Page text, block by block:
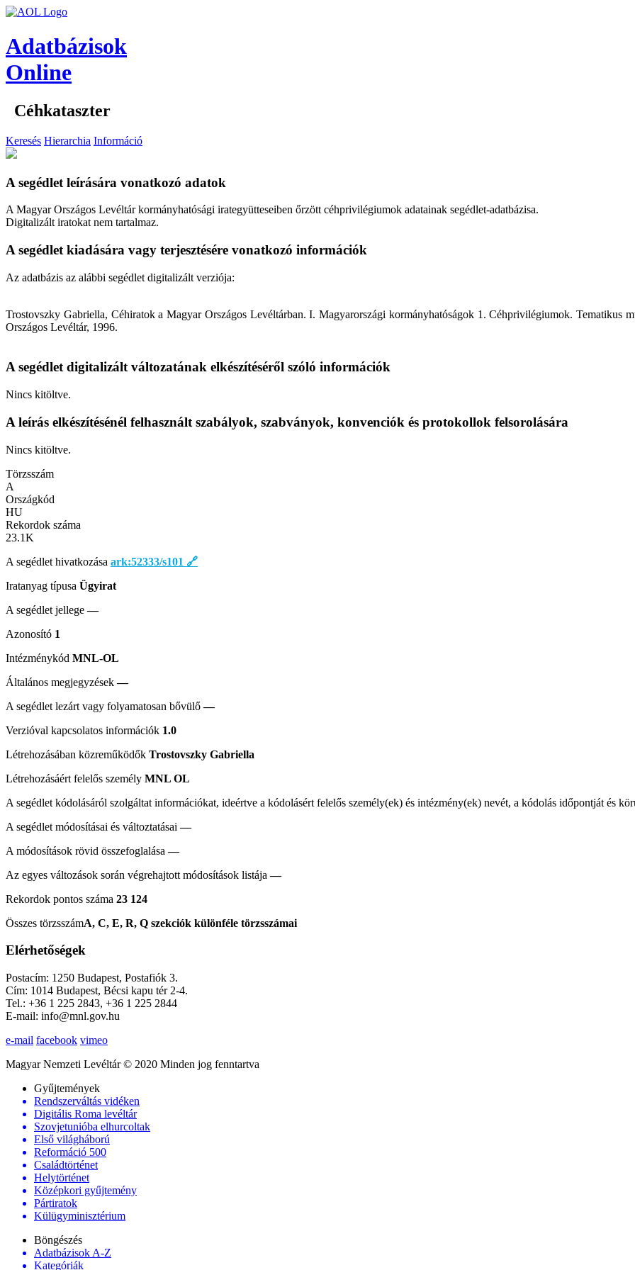
Adatbázisok
Online
Céhkataszter
Keresés Hierarchia Információ
A segédlet leírására vonatkozó adatok
A Magyar Országos Levéltár kormányhatósági irategyütteseiben őrzött céhprivilégiumok adatainak segédlet-adatbázisa.
Digitalizált iratokat nem tartalmaz.
A segédlet kiadására vagy terjesztésére vonatkozó információk
Az adatbázis az alábbi segédlet digitalizált verziója:
Trostovszky Gabriella, Céhiratok a Magyar Országos Levéltárban. I. Magyarországi kormányhatóságok 1. Céhprivilégiumok. Tematikus
Országos Levéltár, 1996.
A segédlet digitalizált változatának elkészítéséről szóló információk
Nincs kitöltve.
A leírás elkészítésénél felhasznált szabályok, szabványok, konvenciók és protokollok felsorolására
Nincs kitöltve.
Törzsszám
A
Országkód
HU
Rekordok száma
23.1K
A segédlet hivatkozása ark:52333/s101 🔗
Iratanyag típusa Ügyirat
A segédlet jellege —
Azonosító 1
Intézménykód MNL-OL
Általános megjegyzések —
A segédlet lezárt vagy folyamatosan bővülő —
Verzióval kapcsolatos információk 1.0
Létrehozásában közreműködők Trostovszky Gabriella
Létrehozásáért felelős személy MNL OL
A segédlet kódolásáról szolgáltat információkat, ideértve a kódolásért felelős személy(ek) és intézmény(ek) nevét, a kódolás időpontját és
A segédlet módosításai és változtatásai —
A módosítások rövid összefoglalása —
Az egyes változások során végrehajtott módosítások listája —
Rekordok pontos száma 23 124
Összes törzsszámA, C, E, R, Q szekciók különféle törzsszámai
Elérhetőségek
Postacím: 1250 Budapest, Postafiók 3.
Cím: 1014 Budapest, Bécsi kapu tér 2-4.
Tel.: +36 1 225 2843, +36 1 225 2844
E-mail: info@mnl.gov.hu
e-mail facebook vimeo
Magyar Nemzeti Levéltár © 2020 Minden jog fenntartva
Gyűjtemények
Rendszerváltás vidéken
Digitális Roma levéltár
Szovjetunióba elhurcoltak
Első világháború
Reformáció 500
Családtörténet
Helytörténet
Középkori gyűjtemény
Pártiratok
Külügyminisztérium
Böngészés
Adatbázisok A-Z
Kategóriák